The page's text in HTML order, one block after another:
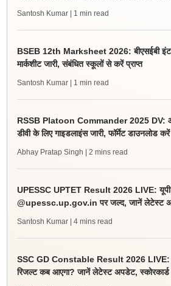
Santosh Kumar | 1 min read
BSEB 12th Marksheet 2026: बीएसईबी
मार्कशीट जारी, संबंधित स्कूलों से करें प्राप्त
Santosh Kumar | 1 min read
RSSB Platoon Commander 2025 DV:
डीवी के लिए गाइडलाइंस जारी, फॉर्मेट डाउनलोड करें
Abhay Pratap Singh | 2 mins read
UPESSC UPTET Result 2026 LIVE:
@upessc.up.gov.in पर जल्द, जानें लेटेस्ट
Santosh Kumar | 4 mins read
SSC GD Constable Result 2026 LIVE:
रिजल्ट कब आएगा? जानें लेटेस्ट अपडेट, स्कोरकार्ड